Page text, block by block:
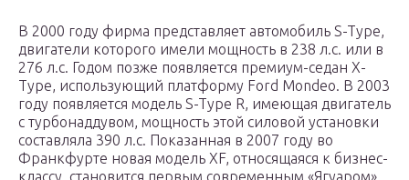
В 2000 году фирма представляет автомобиль S-Type,
двигатели которого имели мощность в 238 л.с. или в
276 л.с. Годом позже появляется премиум-седан X-
Type, использующий платформу Ford Mondeo. В 2003
году появляется модель S-Type R, имеющая двигатель
с турбонаддувом, мощность этой силовой установки
составляла 390 л.с. Показанная в 2007 году во
Франкфурте новая модель XF, относящаяся к бизнес-
классу, становится первым современным «Ягуаром».